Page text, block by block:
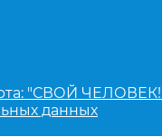
"СВОЙ
данных